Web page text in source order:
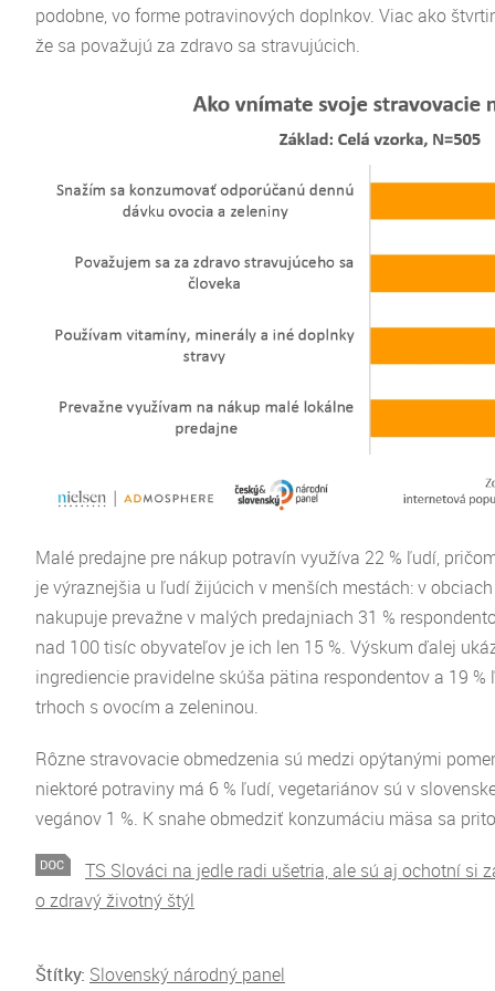
podobne, vo forme potravinových doplnkov. Viac ako
že sa považujú za zdravo sa stravujúcich.
Malé predajne pre nákup potravín využíva 22 % ľudí,
je výraznejšia u ľudí žijúcich v menších mestách: v
nakupuje prevažne v malých predajniach 31 %
nad 100 tisíc obyvateľov je ich len 15 %. Výskum ďalej
ingrediencie pravidelne skúša pätina respondentov a 19
trhoch s ovocím a zeleninou.
Rôzne stravovacie obmedzenia sú medzi opýtanými
niektoré potraviny má 6 % ľudí, vegetariánov sú v
vegánov 1 %. K snahe obmedziť konzumáciu mäsa sa
TS Slováci na jedle radi ušetria, ale sú aj ochotní si
o zdravý životný štýl
Štítky: Slovenský národný panel